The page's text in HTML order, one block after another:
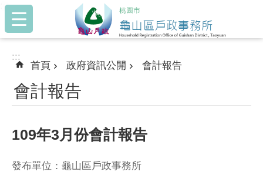
跳到主要內容區塊
:::
:::
首頁 政府資訊公開 會計報告
會計報告
109年3月份會計報告
發布單位：龜山區戶政事務所